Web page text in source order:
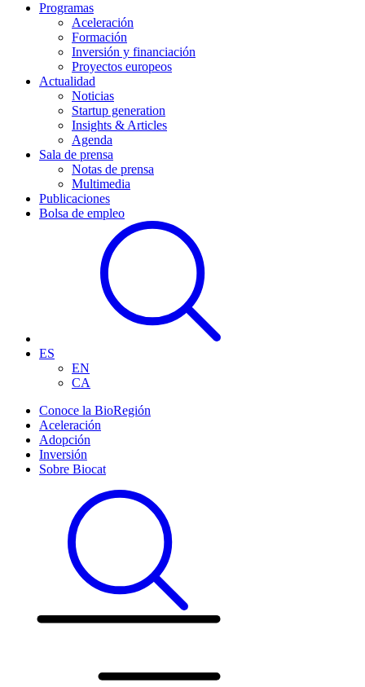
Programas
Aceleración
Formación
Inversión y financiación
Proyectos europeos
Actualidad
Noticias
Startup generation
Insights & Articles
Agenda
Sala de prensa
Notas de prensa
Multimedia
Publicaciones
Bolsa de empleo
ES
EN
CA
Conoce la BioRegión
Aceleración
Adopción
Inversión
Sobre Biocat